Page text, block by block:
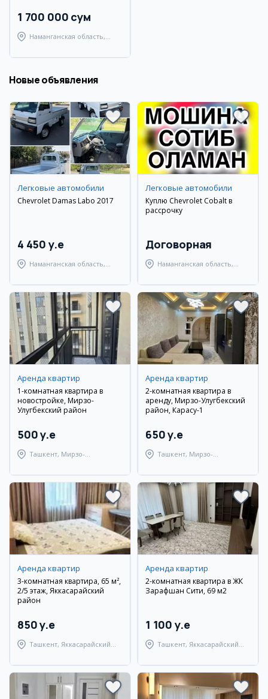
1 700 000 сум
Наманганская область,
Новые объявления
Легковые автомобили
Chevrolet Damas Labo 2017
4 450 y.e
Наманганская область,
Легковые автомобили
Куплю Chevrolet Cobalt в
рассрочку
Договорная
Наманганская область,
Аренда квартир
1-комнатная квартира в
новостройке, Мирзо-
Улугбекский район
500 y.e
Ташкент, Мирзо-
Аренда квартир
2-комнатная квартира в
аренду, Мирзо-Улугбекский
район, Карасу-1
650 y.e
Ташкент, Мирзо-
Аренда квартир
3-комнатная квартира, 65 м²,
2/5 этаж, Яккасарайский
район
850 y.e
Ташкент, Яккасарайский
Аренда квартир
2-комнатная квартира в ЖК
Зарафшан Сити, 69 м2
1 100 y.e
Ташкент, Яккасарайский